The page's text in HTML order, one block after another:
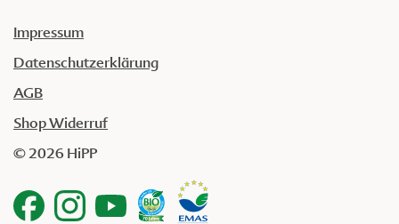
Impressum
Datenschutzerklärung
AGB
Shop Widerruf
© 2026 HiPP